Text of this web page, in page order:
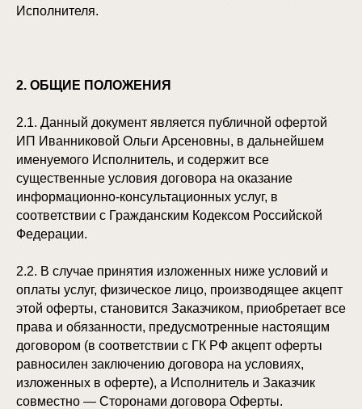
Исполнителя.
2. ОБЩИЕ ПОЛОЖЕНИЯ
2.1. Данный документ является публичной офертой
ИП Иванниковой Ольги Арсеновны, в дальнейшем
именуемого Исполнитель, и содержит все
существенные условия договора на оказание
информационно-консультационных услуг, в
соответствии с Гражданским Кодексом Российской
Федерации.
2.2. В случае принятия изложенных ниже условий и
оплаты услуг, физическое лицо, производящее акцепт
этой оферты, становится Заказчиком, приобретает все
права и обязанности, предусмотренные настоящим
договором (в соответствии с ГК РФ акцепт оферты
равносилен заключению договора на условиях,
изложенных в оферте), а Исполнитель и Заказчик
совместно — Сторонами договора Оферты.